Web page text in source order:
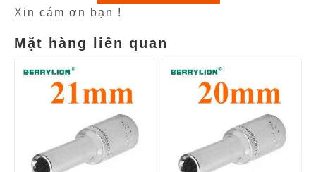
Xin cám ơn bạn !
Mặt hàng liên quan